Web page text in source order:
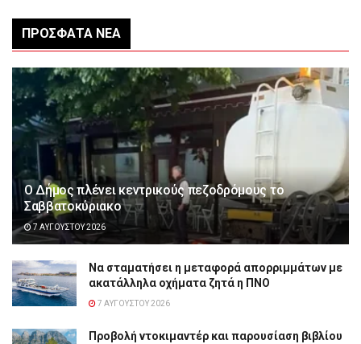
ΠΡΌΣΦΑΤΑ ΝΈΑ
Ο Δήμος πλένει κεντρικούς πεζοδρόμους το
Σαββατοκύριακο
7 ΑΥΓΟΎΣΤΟΥ 2026
Να σταματήσει η μεταφορά απορριμμάτων με
ακατάλληλα οχήματα ζητά η ΠΝΟ
7 ΑΥΓΟΎΣΤΟΥ 2026
Προβολή ντοκιμαντέρ και παρουσίαση βιβλίου